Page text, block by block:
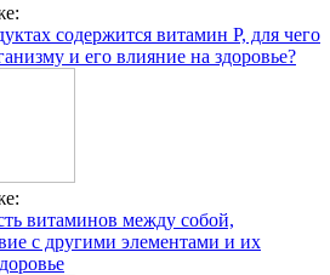
содержится витамин Р, для чего
и его влияние на здоровье?
витаминов между собой,
с другими элементами и их